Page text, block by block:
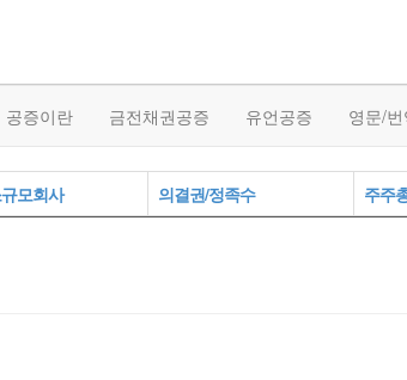
공증이란 금전채권공증 유언공증 영문/
모회사 의결권/정족수 주주